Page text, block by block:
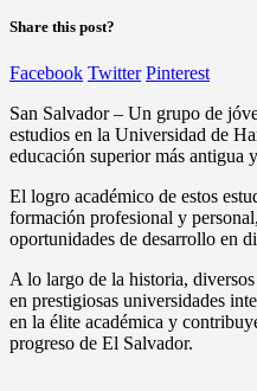
Share this post?
Facebook Twitter Pinterest
San Salvador – Un grupo de
estudios en la Universidad de
educación superior más antigua
El logro académico de estos
formación profesional y
oportunidades de desarrollo en
A lo largo de la historia,
en prestigiosas universidades
en la élite académica y
progreso de El Salvador.